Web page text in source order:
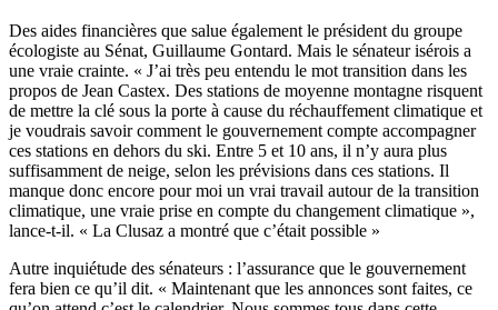
Des aides financières que salue également le président du groupe
écologiste au Sénat, Guillaume Gontard. Mais le sénateur isérois a
une vraie crainte. « J’ai très peu entendu le mot transition dans les
propos de Jean Castex. Des stations de moyenne montagne risquent
de mettre la clé sous la porte à cause du réchauffement climatique et
je voudrais savoir comment le gouvernement compte accompagner
ces stations en dehors du ski. Entre 5 et 10 ans, il n’y aura plus
suffisamment de neige, selon les prévisions dans ces stations. Il
manque donc encore pour moi un vrai travail autour de la transition
climatique, une vraie prise en compte du changement climatique »,
lance-t-il. « La Clusaz a montré que c’était possible »
Autre inquiétude des sénateurs : l’assurance que le gouvernement
fera bien ce qu’il dit. « Maintenant que les annonces sont faites, ce